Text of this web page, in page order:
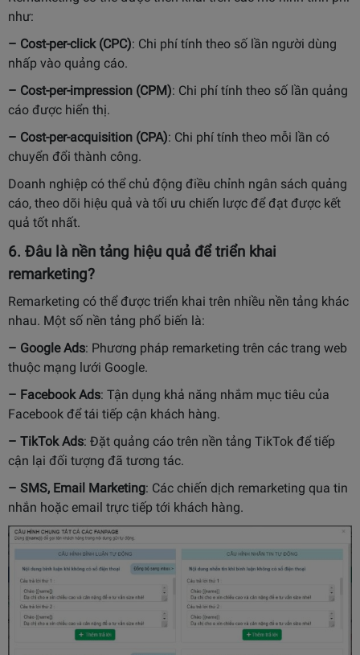
như:
– Cost-per-click (CPC): Chi phí tính theo số lần người dùng
nhấp vào quảng cáo.
– Cost-per-impression (CPM): Chi phí tính theo số lần quảng
cáo được hiển thị.
– Cost-per-acquisition (CPA): Chi phí tính theo mỗi lần có
chuyển đổi thành công.
Doanh nghiệp có thể chủ động điều chỉnh ngân sách quảng
cáo, theo dõi hiệu quả và tối ưu chiến lược để đạt được kết
quả tốt nhất.
6. Đâu là nền tảng hiệu quả để triển khai
remarketing?
Remarketing có thể được triển khai trên nhiều nền tảng khác
nhau. Một số nền tảng phổ biến là:
– Google Ads: Phương pháp remarketing trên các trang web
thuộc mạng lưới Google.
– Facebook Ads: Tận dụng khả năng nhắm mục tiêu của
Facebook để tái tiếp cận khách hàng.
– TikTok Ads: Đặt quảng cáo trên nền tảng TikTok để tiếp
cận lại đối tượng đã tương tác.
– SMS, Email Marketing: Các chiến dịch remarketing qua tin
nhắn hoặc email trực tiếp tới khách hàng.